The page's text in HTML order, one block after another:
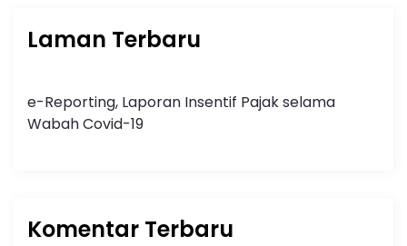
Laman Terbaru
e-Reporting, Laporan Insentif Pajak selama
Wabah Covid-19
Komentar Terbaru